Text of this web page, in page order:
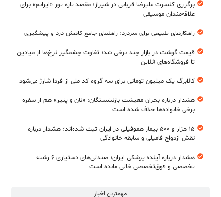
مهمترین اخبار
برگزاری کنسرت علیرضا قربانی در شیراز؛ مقصد تازه تور «ایرانم» برای
علاقه‌مندان موسیقی
راهکارهای طبیعی برای سردرد؛ راهنمای جامع کاهش درد و پیشگیری
قیمت گوشت در بازار چند نرخی شد؛ تفاوت چشمگیر نرخ‌ها از میادین
تا فروشگاه‌های آنلاین
کالابرگ یک میلیون تومانی برای سه گروه کد ملی از فردا شارژ می‌شود
هشدار درباره بحران معیشت بازنشستگان؛ «نان و پنیر» هم از سفره
برخی خانواده‌ها حذف شده است
۱۵ هزار و ۵۰۰ بیمار هموفیلی در ایران ثبت شده‌اند؛ هشدار درباره
نقش ازدواج فامیلی و سابقه خانوادگی
هشدار درباره آینده پزشکی ایران؛ صندلی‌های دستیاری ۶ رشته
تخصصی و فوق‌تخصصی خالی مانده است